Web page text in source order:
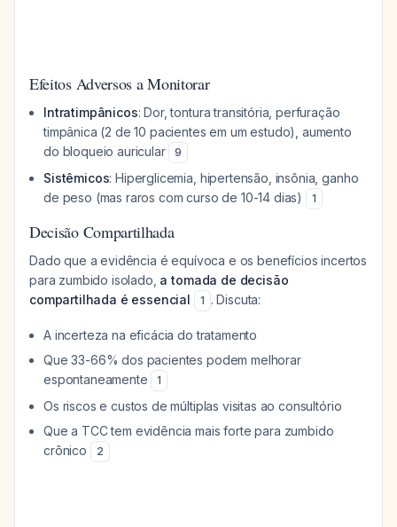
Efeitos Adversos a Monitorar
Intratimpânicos: Dor, tontura transitória, perfuração
timpânica (2 de 10 pacientes em um estudo), aumento
do bloqueio auricular
9
Sistêmicos: Hiperglicemia, hipertensão, insônia, ganho
de peso (mas raros com curso de 10-14 dias)
1
Decisão Compartilhada
Dado que a evidência é equívoca e os benefícios incertos
para zumbido isolado, a tomada de decisão
compartilhada é essencial
1 . Discuta:
A incerteza na eficácia do tratamento
Que 33-66% dos pacientes podem melhorar
espontaneamente
1
Os riscos e custos de múltiplas visitas ao consultório
Que a TCC tem evidência mais forte para zumbido
crônico
2